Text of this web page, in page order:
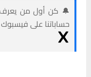
🔔 كن أول من يعرف
حساباتنا على